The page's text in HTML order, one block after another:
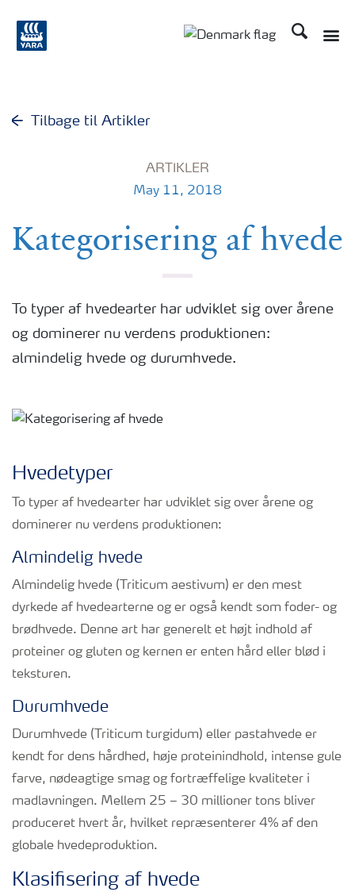
Søg
Tilbage til Artikler
ARTIKLER
May 11, 2018
Kategorisering af hvede
To typer af hvedearter har udviklet sig over årene
og dominerer nu verdens produktionen:
almindelig hvede og durumhvede.
Hvedetyper
To typer af hvedearter har udviklet sig over årene og
dominerer nu verdens produktionen:
Almindelig hvede
Almindelig hvede (Triticum aestivum) er den mest
dyrkede af hvedearterne og er også kendt som foder- og
brødhvede. Denne art har generelt et højt indhold af
proteiner og gluten og kernen er enten hård eller blød i
teksturen.
Durumhvede
Durumhvede (Triticum turgidum) eller pastahvede er
kendt for dens hårdhed, høje proteinindhold, intense gule
farve, nødeagtige smag og fortræffelige kvaliteter i
madlavningen. Mellem 25 – 30 millioner tons bliver
produceret hvert år, hvilket repræsenterer 4% af den
globale hvedeproduktion.
Klasifisering af hvede